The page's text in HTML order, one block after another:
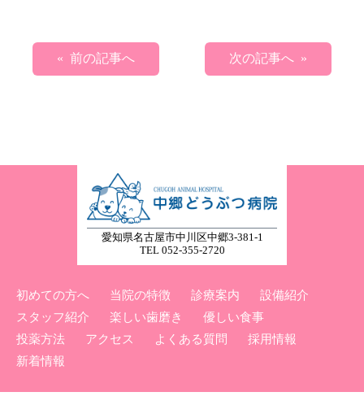
« 前の記事へ 次の記事へ »
愛知県名古屋市中川区中郷3-381-1
TEL 052-355-2720
初めての方へ 当院の特徴 診療案内
設備紹介
スタッフ紹介
楽しい歯磨き
優しい食事
投薬方法
アクセス よくある質問
採用情報
新着情報